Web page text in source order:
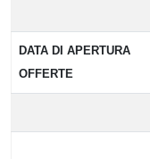
DATA DI APERTURA
OFFERTE